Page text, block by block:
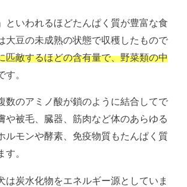
といわれるほどたんぱく質が豊富な食
大豆の未成熟の状態で収穫したもので
匹敵するほどの含有量で、野菜類の中
す。
数のアミノ酸が鎖のように結合してで
や被毛、臓器、筋肉など体のあらゆる
ルモンや酵素、免疫物質もたんぱく質
。
は炭水化物をエネルギー源としていま